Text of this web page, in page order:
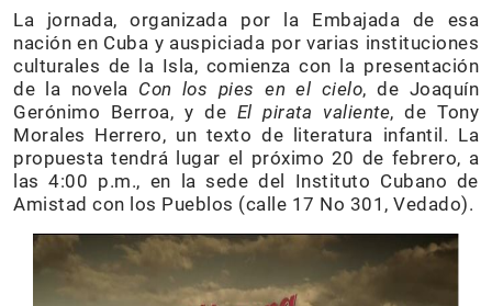
La jornada, organizada por la Embajada de esa
nación en Cuba y auspiciada por varias instituciones
culturales de la Isla, comienza con la presentación
de la novela Con los pies en el cielo, de Joaquín
Gerónimo Berroa, y de El pirata valiente, de Tony
Morales Herrero, un texto de literatura infantil. La
propuesta tendrá lugar el próximo 20 de febrero, a
las 4:00 p.m., en la sede del Instituto Cubano de
Amistad con los Pueblos (calle 17 No 301, Vedado).